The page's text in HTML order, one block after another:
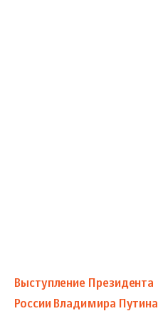
Выступление Президента
России Владимира Путина